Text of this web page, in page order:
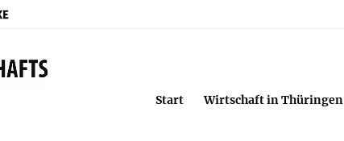
Start Wirtschaft in Thüringen